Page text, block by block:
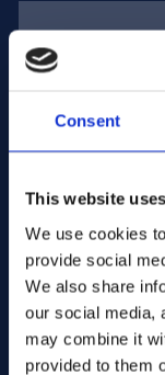
Consent
This website
We use cookies
provide social
We also share
our social media,
may combine it
provided to them
Wprowadź ilość